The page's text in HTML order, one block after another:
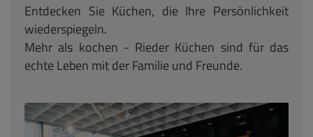
Entdecken Sie Küchen, die Ihre Persönlichkeit
wiederspiegeln.
Mehr als kochen - Rieder Küchen sind für das
echte Leben mit der Familie und Freunde.